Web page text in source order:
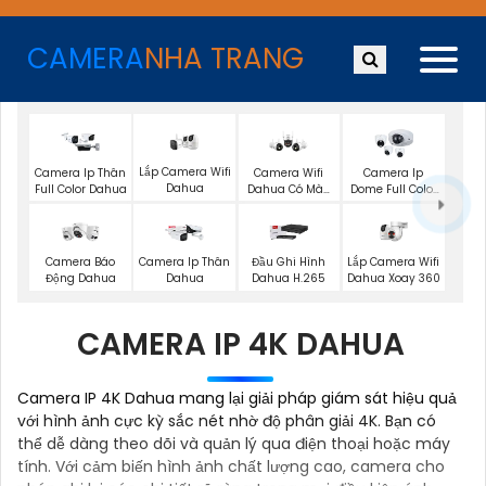
CAMERANHA TRANG
Camera Ip Thân
Full Color Dahua
Lắp Camera Wifi
Dahua
Camera Wifi
Dahua Có Màu
Camera Ip
Dome Full Color
Camera Báo
Động Dahua
Camera Ip Thân
Dahua
Đầu Ghi Hình
Dahua H.265
Lắp Camera Wifi
Dahua Xoay 360
CAMERA IP 4K DAHUA
Camera IP 4K Dahua mang lại giải pháp giám sát hiệu quả
với hình ảnh cực kỳ sắc nét nhờ độ phân giải 4K. Bạn có
thể dễ dàng theo dõi và quản lý qua điện thoại hoặc máy
tính. Với cảm biến hình ảnh chất lượng cao, camera cho